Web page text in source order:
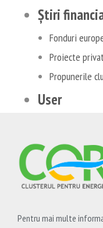
Știri
Fonduri
Proiecte
Propunerile
User
Pentru mai multe